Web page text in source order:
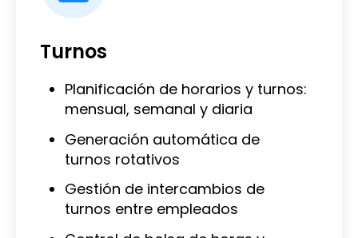
Turnos
Planificación de horarios y turnos:
mensual, semanal y diaria
Generación automática de
turnos rotativos
Gestión de intercambios de
turnos entre empleados